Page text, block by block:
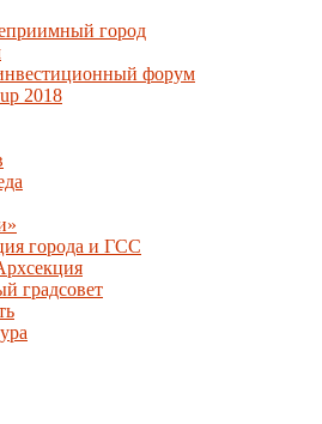
город
форум
2018
города и ГСС
градсовет